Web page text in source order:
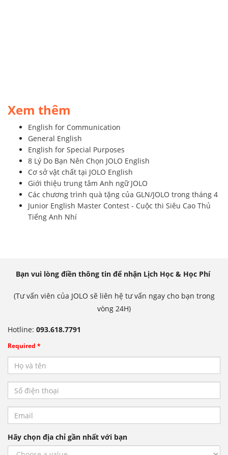
Xem thêm
English for Communication
General English
English for Special Purposes
8 Lý Do Bạn Nên Chọn JOLO English
Cơ sở vật chất tại JOLO English
Giới thiệu trung tâm Anh ngữ JOLO
Các chương trình quà tặng của GLN/JOLO trong tháng 4
Junior English Master Contest - Cuộc thi Siêu Cao Thủ
Tiếng Anh Nhí
Bạn vui lòng điền thông tin để nhận Lịch Học & Học Phí
(Tư vấn viên của JOLO sẽ liên hệ tư vấn ngay cho bạn trong
vòng 24H)
Hotline: 093.618.7791
Required *
Hãy chọn địa chỉ gần nhất với bạn